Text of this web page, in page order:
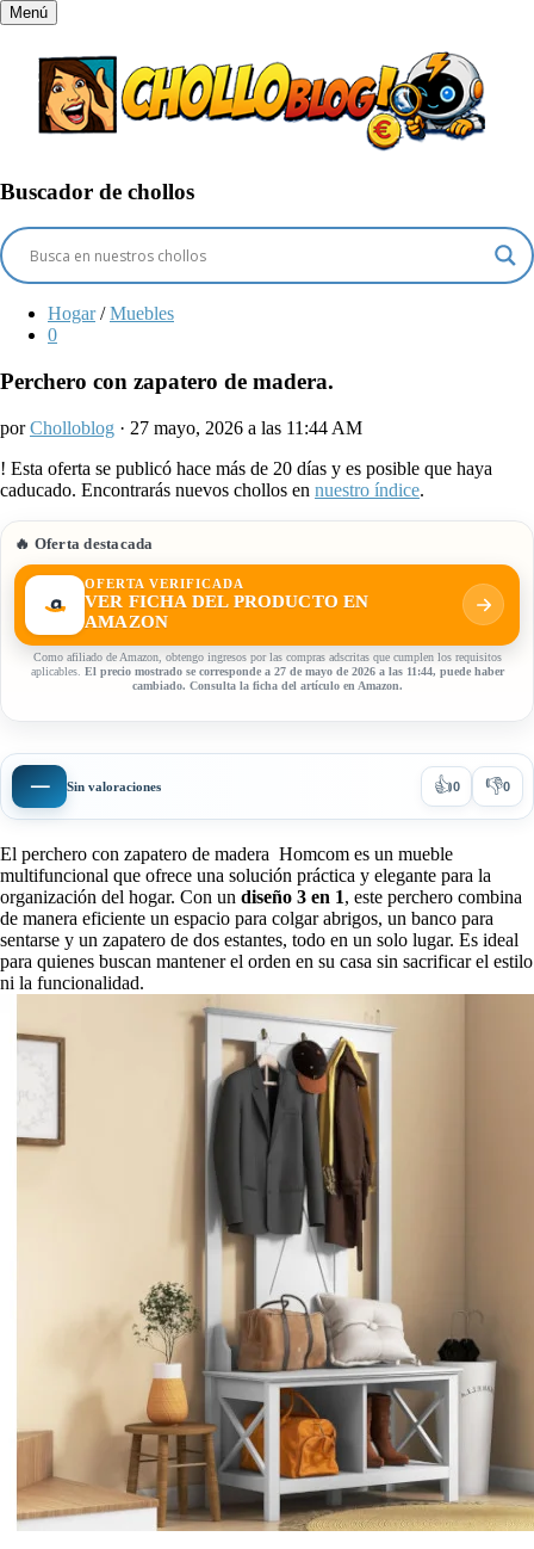
Menú
Buscador de chollos
Hogar / Muebles
0
Perchero con zapatero de madera.
porCholloblog · 27 mayo, 2026 a las 11:44 AM
! Esta oferta se publicó hace más de 20 días y es posible que haya
caducado. Encontrarás nuevos chollos en nuestro índice.
🔥 Oferta destacada
OFERTA VERIFICADA
VER FICHA DEL PRODUCTO EN
AMAZON
Como afiliado de Amazon, obtengo ingresos por las compras adscritas que cumplen los requisitos
aplicables. El precio mostrado se corresponde a 27 de mayo de 2026 a las 11:44, puede haber
cambiado. Consulta la ficha del artículo en Amazon.
— Sin valoraciones 👍0 👎0
El perchero con zapatero de madera Homcom es un mueble
multifuncional que ofrece una solución práctica y elegante para la
organización del hogar. Con un diseño 3 en 1, este perchero combina
de manera eficiente un espacio para colgar abrigos, un banco para
sentarse y un zapatero de dos estantes, todo en un solo lugar. Es ideal
para quienes buscan mantener el orden en su casa sin sacrificar el estilo
ni la funcionalidad.